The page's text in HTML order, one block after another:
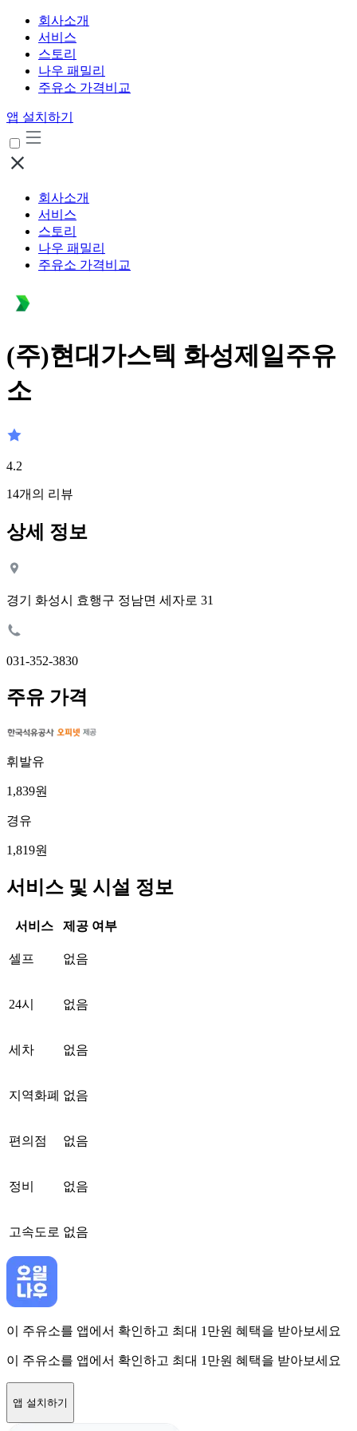
회사소개
서비스
스토리
나우 패밀리
주유소 가격비교
앱 설치하기
회사소개
서비스
스토리
나우 패밀리
주유소 가격비교
(주)현대가스텍 화성제일주유
소
4.2
14개의 리뷰
상세 정보
경기 화성시 효행구 정남면 세자로 31
031-352-3830
주유 가격
휘발유
1,839원
경유
1,819원
서비스 및 시설 정보
서비스 제공 여부
셀프 없음
24시 없음
세차 없음
지역화폐 없음
편의점 없음
정비 없음
고속도로 없음
이 주유소를 앱에서 확인하고 최대 1만원 혜택을 받아보세요
이 주유소를 앱에서 확인하고 최대 1만원 혜택을 받아보세요
앱 설치하기